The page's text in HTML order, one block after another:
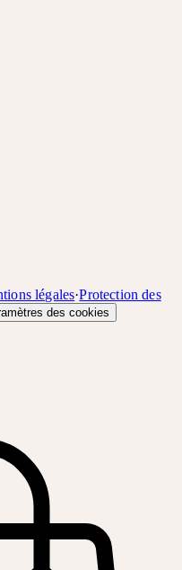
légales·Protection des
des cookies